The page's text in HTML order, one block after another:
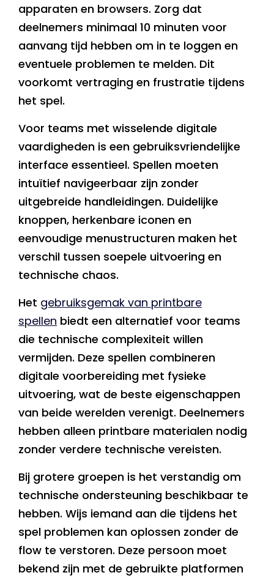
apparaten en browsers. Zorg dat
deelnemers minimaal 10 minuten voor
aanvang tijd hebben om in te loggen en
eventuele problemen te melden. Dit
voorkomt vertraging en frustratie tijdens
het spel.
Voor teams met wisselende digitale
vaardigheden is een gebruiksvriendelijke
interface essentieel. Spellen moeten
intuïtief navigeerbaar zijn zonder
uitgebreide handleidingen. Duidelijke
knoppen, herkenbare iconen en
eenvoudige menustructuren maken het
verschil tussen soepele uitvoering en
technische chaos.
Het gebruiksgemak van printbare
spellen biedt een alternatief voor teams
die technische complexiteit willen
vermijden. Deze spellen combineren
digitale voorbereiding met fysieke
uitvoering, wat de beste eigenschappen
van beide werelden verenigt. Deelnemers
hebben alleen printbare materialen nodig
zonder verdere technische vereisten.
Bij grotere groepen is het verstandig om
technische ondersteuning beschikbaar te
hebben. Wijs iemand aan die tijdens het
spel problemen kan oplossen zonder de
flow te verstoren. Deze persoon moet
bekend zijn met de gebruikte platformen